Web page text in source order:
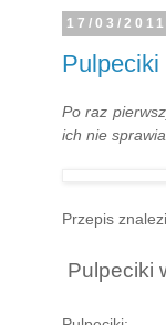
17/03/
Po raz
ich nie
Przepis
Pulpeciki